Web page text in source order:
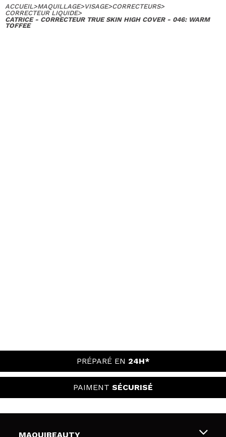
ACCUEIL>MAQUILLAGE>VISAGE>CORRECTEURS>
CORRECTEUR LIQUIDE>
CATRICE - CORRECTEUR TRUE SKIN HIGH COVER - 046: WARM
TOFFEE
PRÉPARÉ EN 24H*
PAIMENT SÉCURISÉ
MAQUIBEAUTY